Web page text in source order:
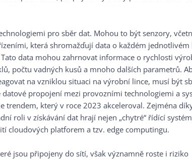
pro sběr dat. Mohou to být senzory,
která shromažďují data o každém jednotlivém
data mohou zahrnovat informace o rychlosti
počtu vadných kusů a mnoho dalších parametrů.
na vzniklou situaci na výrobní lince, musí být
datové propojení mezi provozními technologiemi a
trendem, který v roce 2023 akceleroval. Zejména
roli v získávání dat hrají nejen „chytré“ řídící
cloudových platforem a tzv. edge computingu.
jsou připojeny do sítí, však významně roste i riziko